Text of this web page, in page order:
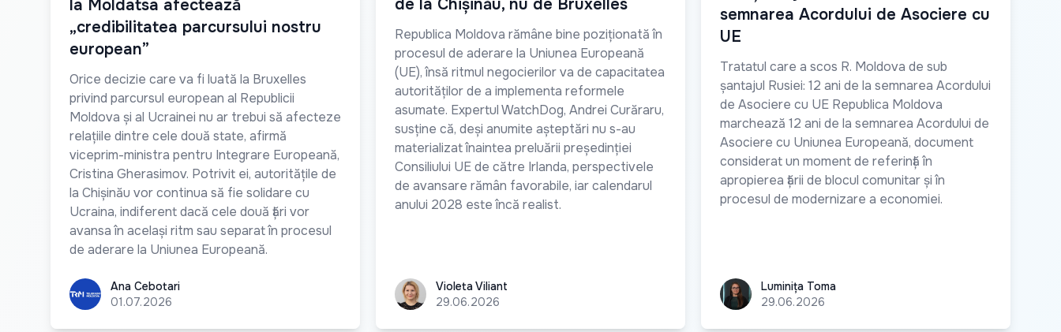
la Moldatsa afectează
„credibilitatea parcursului nostru
european”
Orice decizie care va fi luată la Bruxelles
privind parcursul european al Republicii
Moldova și al Ucrainei nu ar trebui să afecteze
relațiile dintre cele două state, afirmă
viceprim-ministra pentru Integrare Europeană,
Cristina Gherasimov. Potrivit ei, autoritățile de
la Chișinău vor continua să fie solidare cu
Ucraina, indiferent dacă cele două țări vor
avansa în același ritm sau separat în procesul
de aderare la Uniunea Europeană.
Ana CebotariAna Cebotari
01.07.2026
de la Chișinău, nu de Bruxelles
Republica Moldova rămâne bine poziționată în
procesul de aderare la Uniunea Europeană
(UE), însă ritmul negocierilor va de capacitatea
autorităților de a implementa reformele
asumate. Expertul WatchDog, Andrei Curăraru,
susține că, deși anumite așteptări nu s-au
materializat înaintea preluării președinției
Consiliului UE de către Irlanda, perspectivele
de avansare rămân favorabile, iar calendarul
anului 2028 este încă realist.
Violeta ViliantVioleta Viliant
29.06.2026
semnarea Acordului de Asociere cu
UE
Tratatul care a scos R. Moldova de sub
șantajul Rusiei: 12 ani de la semnarea Acordului
de Asociere cu UE Republica Moldova
marchează 12 ani de la semnarea Acordului de
Asociere cu Uniunea Europeană, document
considerat un moment de referință în
apropierea țării de blocul comunitar și în
procesul de modernizare a economiei.
Luminița Toma
Luminița Toma
29.06.2026